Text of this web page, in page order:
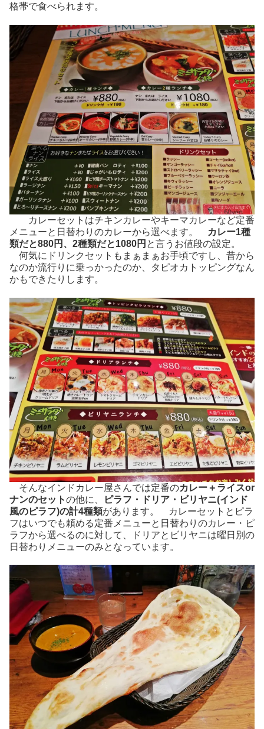
格帯で食べられます。
カレーセットはチキンカレーやキーマカレーなど定番
メニューと日替わりのカレーから選べます。
カレー1種
類だと880円、2種類だと1080円 と言うお値段の設定。
何気にドリンクセットもまぁまぁお手頃ですし、昔から
なのか流行りに乗っかったのか、タピオカトッピングなん
かもできたりします。
そんなインドカレー屋さんでは定番のカレー＋ライスor
ナンのセットの他に、
ピラフ・ドリア・ビリヤニ(インド
風のピラフ)の計4種類があります。 カレーセットとピラ
フはいつでも頼める定番メニューと日替わりのカレー・ピ
ラフから選べるのに対して、ドリアとビリヤニは曜日別の
日替わりメニューのみとなっています。